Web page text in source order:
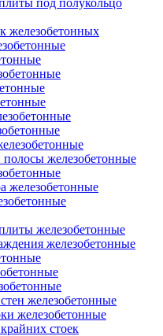
железобетонных
полосы железобетонные
железобетонные
железобетонные
железобетонные
железобетонные
железобетонные
стоек